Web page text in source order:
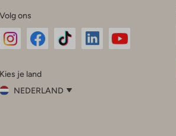
Volg ons
InstagramFacebook
Kies je land
NEDERLAND